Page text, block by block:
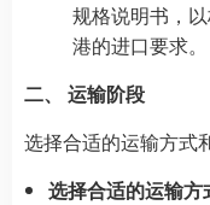
规格说明书，
港的进口要求。
二、 运输阶段
选择合适的运输方式
选择合适的运输方